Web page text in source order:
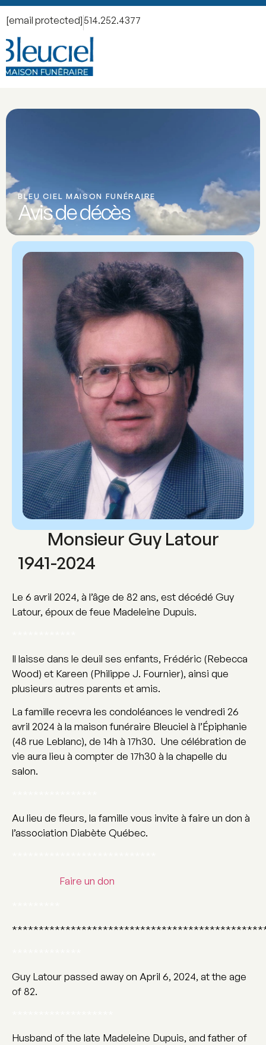
[email protected] 514.252.4377
BLEU CIEL MAISON FUNÉRAIRE
Avis de décès
Le 6 avril 2024, à l’âge de 82 ans, est décédé Guy
Latour, époux de feue Madeleine Dupuis.
Il laisse dans le deuil ses enfants, Frédéric (Rebecca
Wood) et Kareen (Philippe J. Fournier), ainsi que
plusieurs autres parents et amis.
La famille recevra les condoléances le vendredi 26
avril 2024 à la maison funéraire Bleuciel à l’Épiphanie
(48 rue Leblanc), de 14h à 17h30. Une célébration de
vie aura lieu à compter de 17h30 à la chapelle du
salon.
Au lieu de fleurs, la famille vous invite à faire un don à
l’association Diabète Québec.
Faire un don
Guy Latour passed away on April 6, 2024, at the age
of 82.
Husband of the late Madeleine Dupuis, and father of
Monsieur Guy Latour
1941-2024